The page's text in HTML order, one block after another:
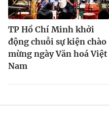
TP Hồ Chí Minh khởi
động chuỗi sự kiện chào
mừng ngày Văn hoá Việt
Nam